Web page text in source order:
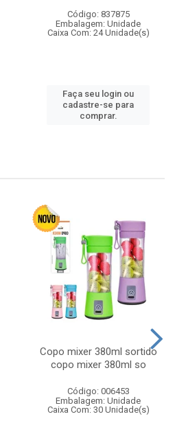
Código: 837875
Embalagem: Unidade
Caixa Com: 24 Unidade(s)
Faça seu login ou
cadastre-se para
comprar.
Copo mixer 380ml sortido
copo mixer 380ml so
Código: 006453
Embalagem: Unidade
Caixa Com: 30 Unidade(s)